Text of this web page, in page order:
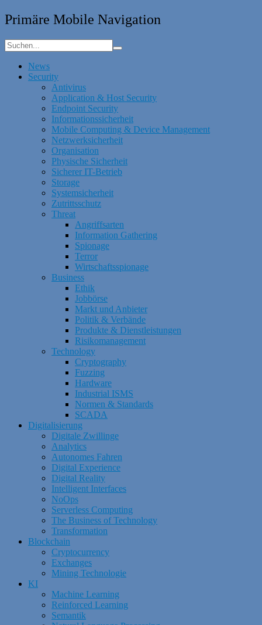
Primäre Mobile Navigation
News
Security
Antivirus
Application & Host Security
Endpoint Security
Informationssicherheit
Mobile Computing & Device Management
Netzwerksicherheit
Organisation
Physische Sicherheit
Sicherer IT-Betrieb
Storage
Systemsicherheit
Zutrittsschutz
Threat
Angriffsarten
Information Gathering
Spionage
Terror
Wirtschaftsspionage
Business
Ethik
Jobbörse
Markt und Anbieter
Politik & Verbände
Produkte & Dienstleistungen
Risikomanagement
Technology
Cryptography
Fuzzing
Hardware
Industrial ISMS
Normen & Standards
SCADA
Digitalisierung
Digitale Zwillinge
Analytics
Autonomes Fahren
Digital Experience
Digital Reality
Intelligent Interfaces
NoOps
Serverless Computing
The Business of Technology
Transformation
Blockchain
Cryptocurrency
Exchanges
Mining Technologie
KI
Machine Learning
Reinforced Learning
Semantik